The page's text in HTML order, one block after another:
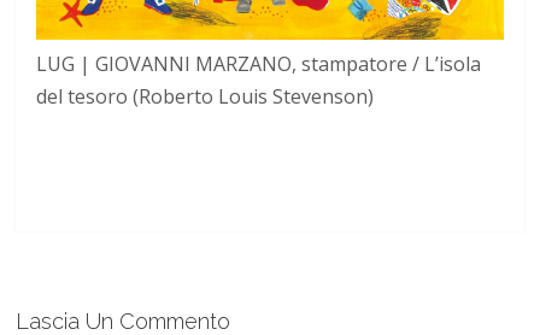
LUG | GIOVANNI MARZANO, stampatore / L’isola
del tesoro (Roberto Louis Stevenson)
Lascia Un Commento